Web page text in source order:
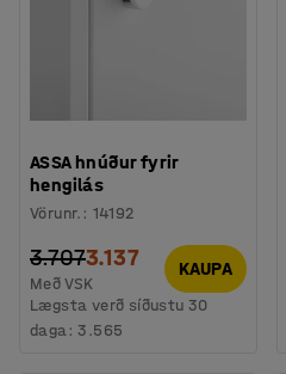
ASSA hnúður fyrir
hengilás
Vörunr. : 14192
3.137
3.707
Með VSK
KAUPA
Lægsta verð síðustu 30
daga: 3.565